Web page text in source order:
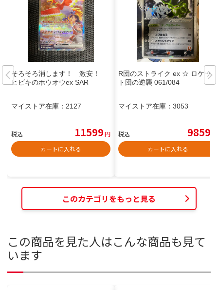
そろそろ消します！ 激安！
ヒビキのホウオウex SAR
マイストア在庫： 2127
税込 11599円
カートに入れる
R団のストライク ex ☆ ロケッ
ト団の逆襲 061/084
マイストア在庫： 3053
税込 9859
カートに入れる
このカテゴリをもっと見る
この商品を見た人はこんな商品も見て
います